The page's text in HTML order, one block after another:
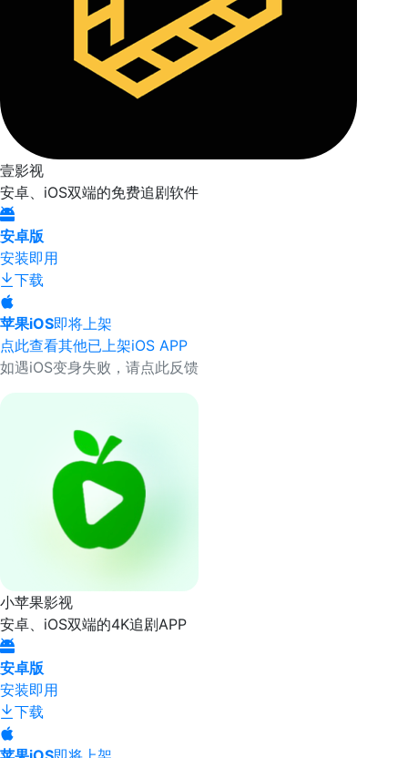
壹影视
安卓、iOS双端的免费追剧软件
安卓版
安装即用
下载
苹果iOS即将上架
点此查看其他已上架iOS APP
如遇iOS变身失败，请点此反馈
小苹果影视
安卓、iOS双端的4K追剧APP
安卓版
安装即用
下载